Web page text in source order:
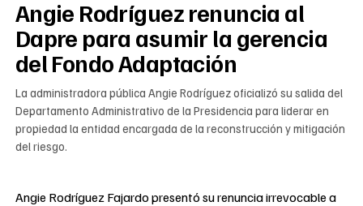
Angie Rodríguez renuncia al
Dapre para asumir la gerencia
del Fondo Adaptación
La administradora pública Angie Rodríguez oficializó su salida del
Departamento Administrativo de la Presidencia para liderar en
propiedad la entidad encargada de la reconstrucción y mitigación
del riesgo.
Angie Rodríguez Fajardo presentó su renuncia irrevocable a